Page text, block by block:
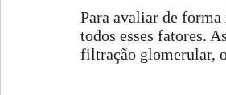
Para avaliar de
todos esses fatores.
filtração glomerular,